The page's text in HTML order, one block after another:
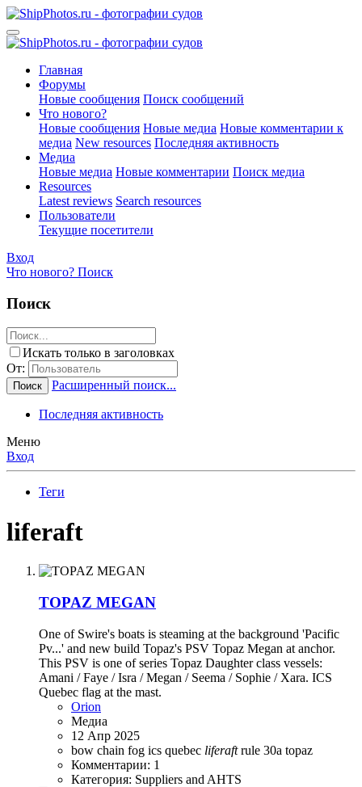
Главная
Форумы
Новые сообщения Поиск сообщений
Что нового?
Новые сообщения Новые медиа Новые комментарии к
медиа New resources Последняя активность
Медиа
Новые медиа Новые комментарии Поиск медиа
Resources
Latest reviews Search resources
Пользователи
Текущие посетители
Вход
Что нового? Поиск
Поиск
Искать только в заголовках
От:
Поиск Расширенный поиск...
Последняя активность
Меню
Вход
Теги
liferaft
TOPAZ MEGAN
One of Swire's boats is steaming at the background 'Pacific
Pv...' and new build Topaz's PSV Topaz Megan at anchor.
This PSV is one of series Topaz Daughter class vessels:
Amani / Faye / Isra / Megan / Seema / Sophie / Xara. ICS
Quebec flag at the mast.
Orion
Медиа
12 Апр 2025
bow chain fog ics quebec liferaft rule 30a topaz
Комментарии: 1
Категория: Suppliers and AHTS